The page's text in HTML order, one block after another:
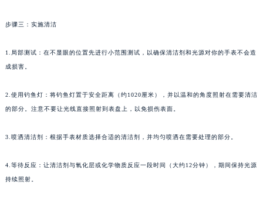
步骤三：实施清洁
1.局部测试：在不显眼的位置先进行小范围测试，以确保清洁剂和光源对你的手表不会造
成损害。
2.使用钓鱼灯：将钓鱼灯置于安全距离（约1020厘米），并以温和的角度照射在需要清洁
的部分。注意不要让光线直接照射到表盘上，以免损伤表面。
3.喷洒清洁剂：根据手表材质选择合适的清洁剂，并均匀喷洒在需要处理的部分。
4.等待反应：让清洁剂与氧化层或化学物质反应一段时间（大约12分钟），期间保持光源
持续照射。